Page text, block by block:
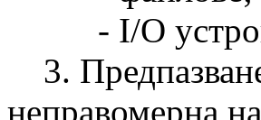
- I/O
3.
неправомерна